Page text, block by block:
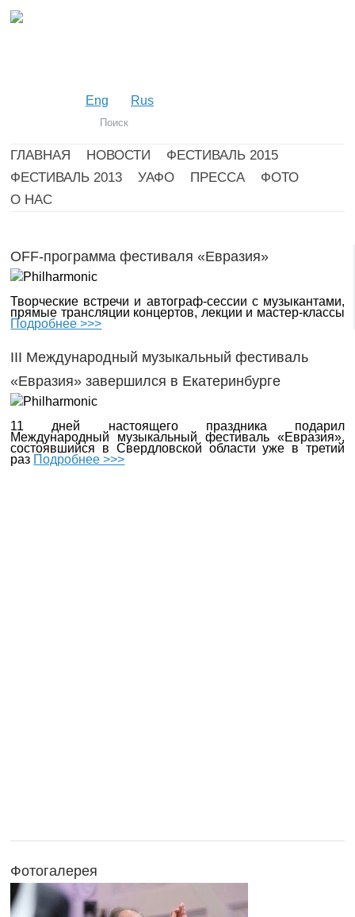
Eng Rus
ГЛАВНАЯ НОВОСТИ
ФЕСТИВАЛЬ 2015
ФЕСТИВАЛЬ 2013
УАФО ПРЕССА
ФОТО
О НАС
OFF-программа фестиваля «Евразия»
Творческие встречи и автограф-сессии с музыкантами,
прямые трансляции концертов, лекции и мастер-классы
Подробнее >>>
III Международный музыкальный фестиваль
«Евразия» завершился в Екатеринбурге
11 дней настоящего праздника подарил
Международный музыкальный фестиваль «Евразия»,
состоявшийся в Свердловской области уже в третий
раз Подробнее >>>
Фотогалерея